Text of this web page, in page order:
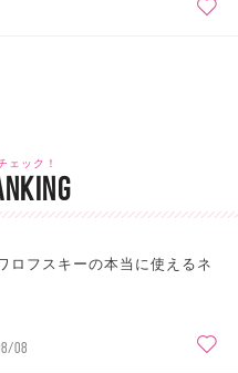
ェック！
ロフスキーの本当に使えるネ
08